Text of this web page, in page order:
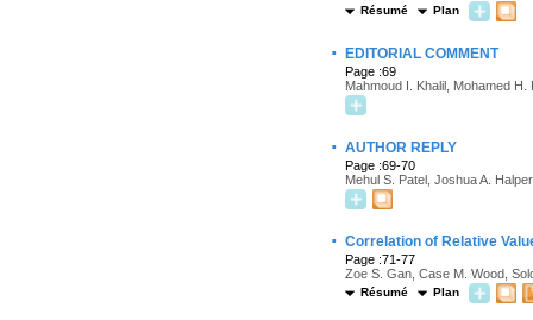
Résumé Plan
· EDITORIAL COMMENT
Page :69
Mahmoud I. Khalil, Mohamed H.
· AUTHOR REPLY
Page :69-70
Mehul S. Patel, Joshua A.
· Correlation of Relative
Page :71-77
Zoe S. Gan, Case M. Wood,
Résumé Plan